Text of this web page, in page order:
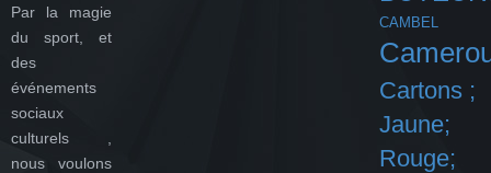
Par la magie
du sport, et
des
événements
sociaux
culturels ,
nous voulons
CAMBEL
Cartons ;
Jaune;
Rouge;